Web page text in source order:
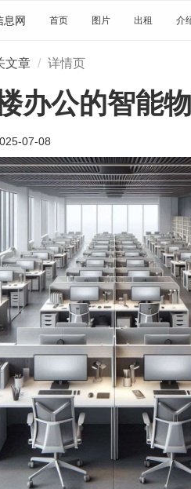
息网 首页 图片 出租 介
文章 详情页
办公的智能
07-08